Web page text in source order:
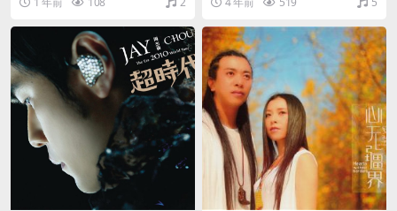
A/24bit/48kHz)